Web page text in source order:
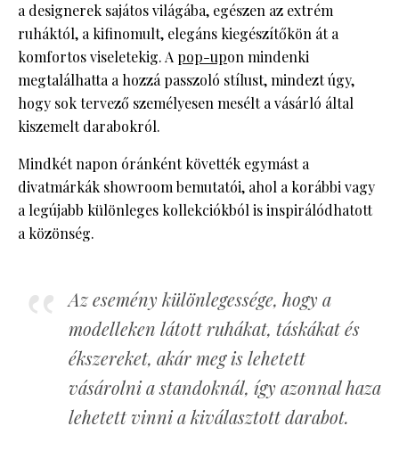
a designerek sajátos világába, egészen az extrém
ruháktól, a kifinomult, elegáns kiegészítőkön át a
komfortos viseletekig. A pop-upon mindenki
megtalálhatta a hozzá passzoló stílust, mindezt úgy,
hogy sok tervező személyesen mesélt a vásárló által
kiszemelt darabokról.
Mindkét napon óránként követték egymást a
divatmárkák showroom bemutatói, ahol a korábbi vagy
a legújabb különleges kollekciókból is inspirálódhatott
a közönség.
Az esemény különlegessége, hogy a
modelleken látott ruhákat, táskákat és
ékszereket, akár meg is lehetett
vásárolni a standoknál, így azonnal haza
lehetett vinni a kiválasztott darabot.